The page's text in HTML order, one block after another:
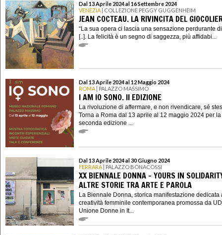
Dal 13 Aprile 2024 al 16 Settembre 2024
VENEZIA | COLLEZIONE PEGGY GUGGENHEIM
JEAN COCTEAU. LA RIVINCITA DEL
“La sua opera ci lascia una sensazione perdurante
[..]. La felicità è un segno di saggezza, più affidabi...
Dal 13 Aprile 2024 al 12 Maggio 2024
ROMA | PALAZZO MASSIMO
I AM IO SONO. II EDIZIONE
La rivoluzione di affermare, e non rivendicare, sé
Torna a Roma dal 13 aprile al 12 maggio 2024 per la
seconda edizione ...
Dal 13 Aprile 2024 al 30 Giugno 2024
FERRARA | PALAZZO BONACOSSI
XX BIENNALE DONNA - YOURS IN
ALTRE STORIE TRA ARTE E PAROLA
La Biennale Donna, storica manifestazione dedicata
creatività femminile contemporanea promossa da
Unione Donne in It...